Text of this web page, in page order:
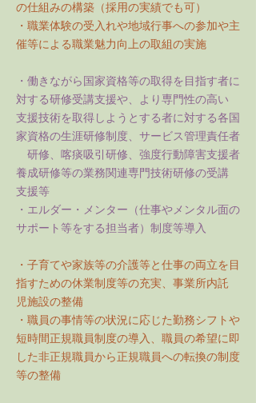
の仕組みの構築（採用の実績でも可）
・職業体験の受入れや地域行事への参加や主
催等による職業魅力向上の取組の実施
・働きながら国家資格等の取得を目指す者に
対する研修受講支援や、より専門性の高い
支援技術を取得しようとする者に対する各国
家資格の生涯研修制度、サービス管理責任者
研修、喀痰吸引研修、強度行動障害支援者
養成研修等の業務関連専門技術研修の受講
支援等
・エルダー・メンター（仕事やメンタル面の
サポート等をする担当者）制度等導入
・子育てや家族等の介護等と仕事の両立を目
指すための休業制度等の充実、事業所内託
児施設の整備
・職員の事情等の状況に応じた勤務シフトや
短時間正規職員制度の導入、職員の希望に即
した非正規職員から正規職員への転換の制度
等の整備